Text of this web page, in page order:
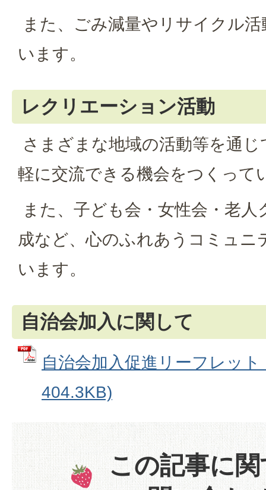
また、ごみ減量やリサイクル
います。
レクリエーション活動
さまざまな地域の活動等を通
軽に交流できる機会をつくって
また、子ども会・女性会・老
成など、心のふれあうコミュニ
います。
自治会加入に関して
自治会加入促進リーフレッ
404.3KB)
この記事に